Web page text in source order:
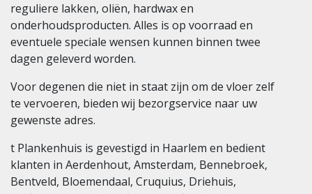
reguliere lakken, oliën, hardwax en
onderhoudsproducten. Alles is op voorraad en
eventuele speciale wensen kunnen binnen twee
dagen geleverd worden.
Voor degenen die niet in staat zijn om de vloer zelf
te vervoeren, bieden wij bezorgservice naar uw
gewenste adres.
t Plankenhuis is gevestigd in Haarlem en bedient
klanten in Aerdenhout, Amsterdam, Bennebroek,
Bentveld, Bloemendaal, Cruquius, Driehuis,